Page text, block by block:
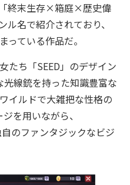
終末生存×箱庭×歴史偉
ル名で紹介されており、
っている作品だ。
たち「SEED」のデザイン
線銃を持った知識豊富な
イルドで大雑把な性格の
を用いながら、
のファンタジックなビジ